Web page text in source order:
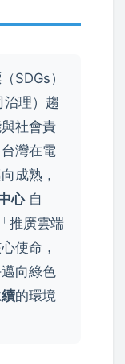
SDGs）
治理）趨
社會責
灣在電
成熟，
心自
推廣雲端
使命，
向綠色
的環境